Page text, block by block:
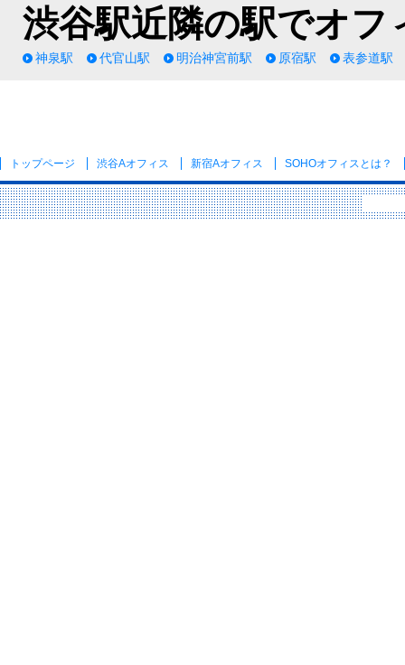
渋谷駅近隣の駅でオフ
神泉駅 代官山駅 明治神宮前駅 原宿駅 表参道駅
トップページ 渋谷Aオフィス 新宿Aオフィス SOHOオフィス とは？